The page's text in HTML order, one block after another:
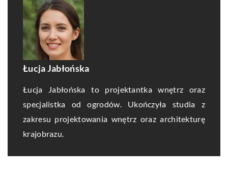
Łucja Jabłońska
Łucja Jabłońska to projektantka wnętrz oraz
specjalistka od ogrodów. Ukończyła studia z
zakresu projektowania wnętrz oraz architekturę
krajobrazu.